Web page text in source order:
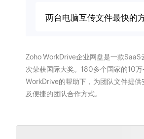
两台电脑互传文件最快的
Zoho WorkDrive企业网盘是一款
次荣获国际大奖。180多个国家的10万
WorkDrive的帮助下，为团队文件提供
及便捷的团队合作方式。